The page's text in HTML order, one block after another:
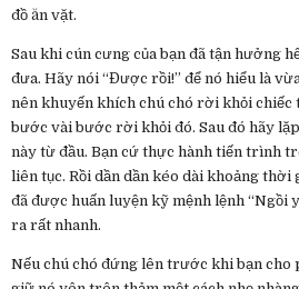
đồ ăn vặt.
Sau khi cún cưng của bạn đã tận hưởng
đưa. Hãy nói “Được rồi!” để nó hiểu là
nên khuyến khích chú chó rời khỏi chiếc
bước vài bước rời khỏi đó. Sau đó hãy
này từ đầu. Bạn cứ thực hành tiến trình
liên tục. Rồi dần dần kéo dài khoảng thời
đã được huấn luyện kỹ mệnh lệnh “Ngồi
ra rất nhanh.
Nếu chú chó đứng lên trước khi bạn cho